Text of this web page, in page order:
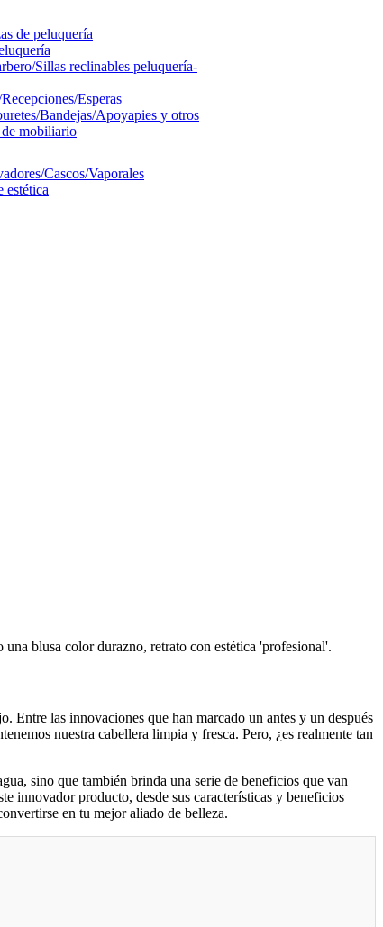
de peluquería
Sillas reclinables peluquería-
Esperas
Bandejas/Apoyapies y otros
de mobiliario
Cascos/Vaporales
estética
Entre las innovaciones que han marcado un antes y un después
nuestra cabellera limpia y fresca. Pero, ¿es realmente tan
sino que también brinda una serie de beneficios que van
innovador producto, desde sus características y beneficios
en tu mejor aliado de belleza.